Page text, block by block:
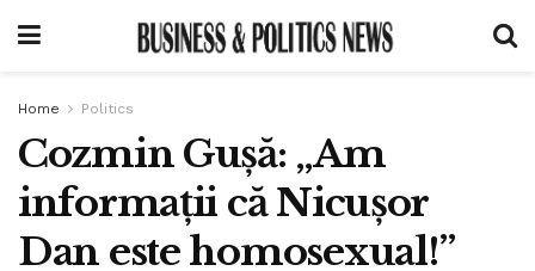
Home Politics
Cozmin Gușă: „Am
informații că Nicușor
Dan este homosexual!”